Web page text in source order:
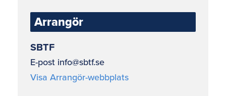
Arrangör
SBTF
E-post info@sbtf.se
Visa Arrangör-webbplats